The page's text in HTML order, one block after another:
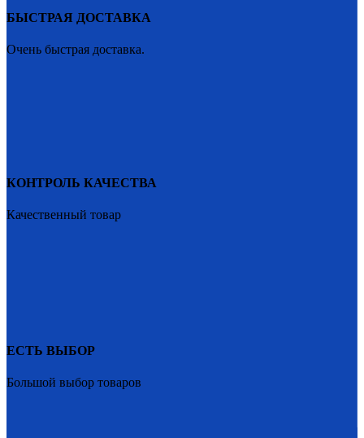
БЫСТРАЯ ДОСТАВКА
Очень быстрая доставка.
КОНТРОЛЬ КАЧЕСТВА
Качественный товар
ЕСТЬ ВЫБОР
Большой выбор товаров